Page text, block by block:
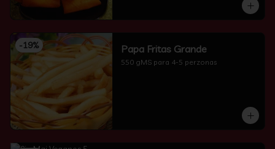
-19% Papa Fritas Grande
550 gMS para 4-5 perzonas